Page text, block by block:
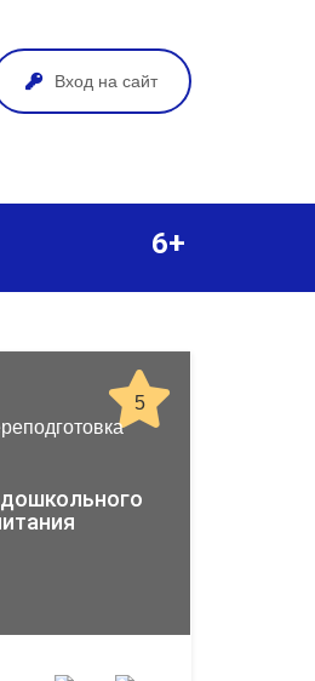
Вход на сайт
6+
5